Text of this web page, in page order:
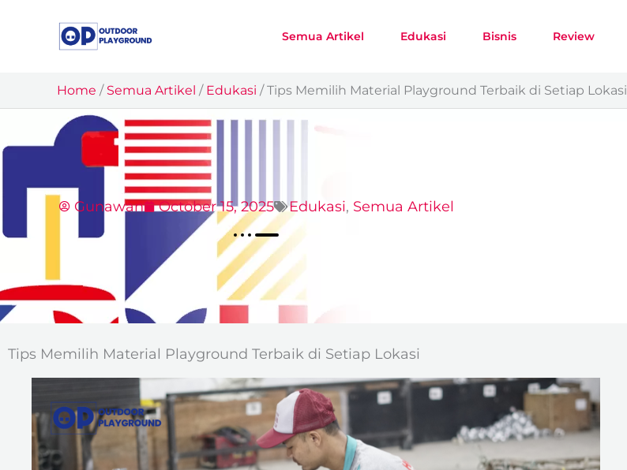
Semua Artikel Edukasi Bisnis Review
Home / Semua Artikel / Edukasi /Tips Memilih Material Playground Terbaik di Setiap Lokasi
Gunawan October 15, 2025 Edukasi, Semua Artikel
Tips Memilih Material Playground Terbaik di Setiap Lokasi